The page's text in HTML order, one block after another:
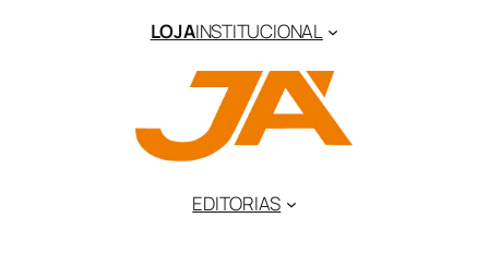
LOJAINSTITUCIONAL
EDITORIAS